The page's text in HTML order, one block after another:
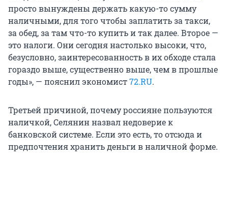
просто вынуждены держать какую-то сумму
наличными, для того чтобы заплатить за такси,
за обед, за там что-то купить и так далее. Второе —
это налоги. Они сегодня настолько высоки, что,
безусловно, заинтересованность в их обходе стала
гораздо выше, существенно выше, чем в прошлые
годы», — пояснил экономист72.RU.
Третьей причиной, почему россияне пользуются
наличкой, Селянин назвал недоверие к
банковской системе. Если это есть, то отсюда и
предпочтения хранить деньги в наличной форме.